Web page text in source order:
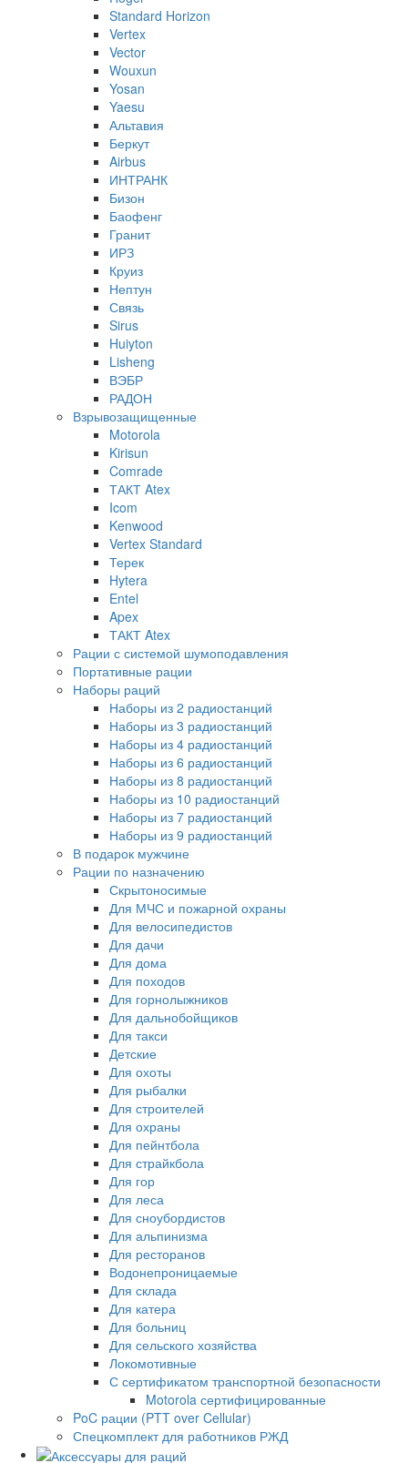
Standard Horizon
Vertex
Vector
Wouxun
Yosan
Yaesu
Альтавия
Беркут
Airbus
ИНТРАНК
Бизон
Баофенг
Гранит
ИРЗ
Круиз
Нептун
Связь
Sirus
Huiyton
Lisheng
ВЭБР
РАДОН
Взрывозащищенные
Motorola
Kirisun
Comrade
ТАКТ Atex
Icom
Kenwood
Vertex Standard
Терек
Hytera
Entel
Apex
ТАКТ Atex
Рации с системой шумоподавления
Портативные рации
Наборы раций
Наборы из 2 радиостанций
Наборы из 3 радиостанций
Наборы из 4 радиостанций
Наборы из 6 радиостанций
Наборы из 8 радиостанций
Наборы из 10 радиостанций
Наборы из 7 радиостанций
Наборы из 9 радиостанций
В подарок мужчине
Рации по назначению
Скрытоносимые
Для МЧС и пожарной охраны
Для велосипедистов
Для дачи
Для дома
Для походов
Для горнолыжников
Для дальнобойщиков
Для такси
Детские
Для охоты
Для рыбалки
Для строителей
Для охраны
Для пейнтбола
Для страйкбола
Для гор
Для леса
Для сноубордистов
Для альпинизма
Для ресторанов
Водонепроницаемые
Для склада
Для катера
Для больниц
Для сельского хозяйства
Локомотивные
С сертификатом транспортной безопасности
Motorola сертифицированные
PoC рации (PTT over Cellular)
Спецкомплект для работников РЖД